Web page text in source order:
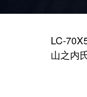
LC-
山之内